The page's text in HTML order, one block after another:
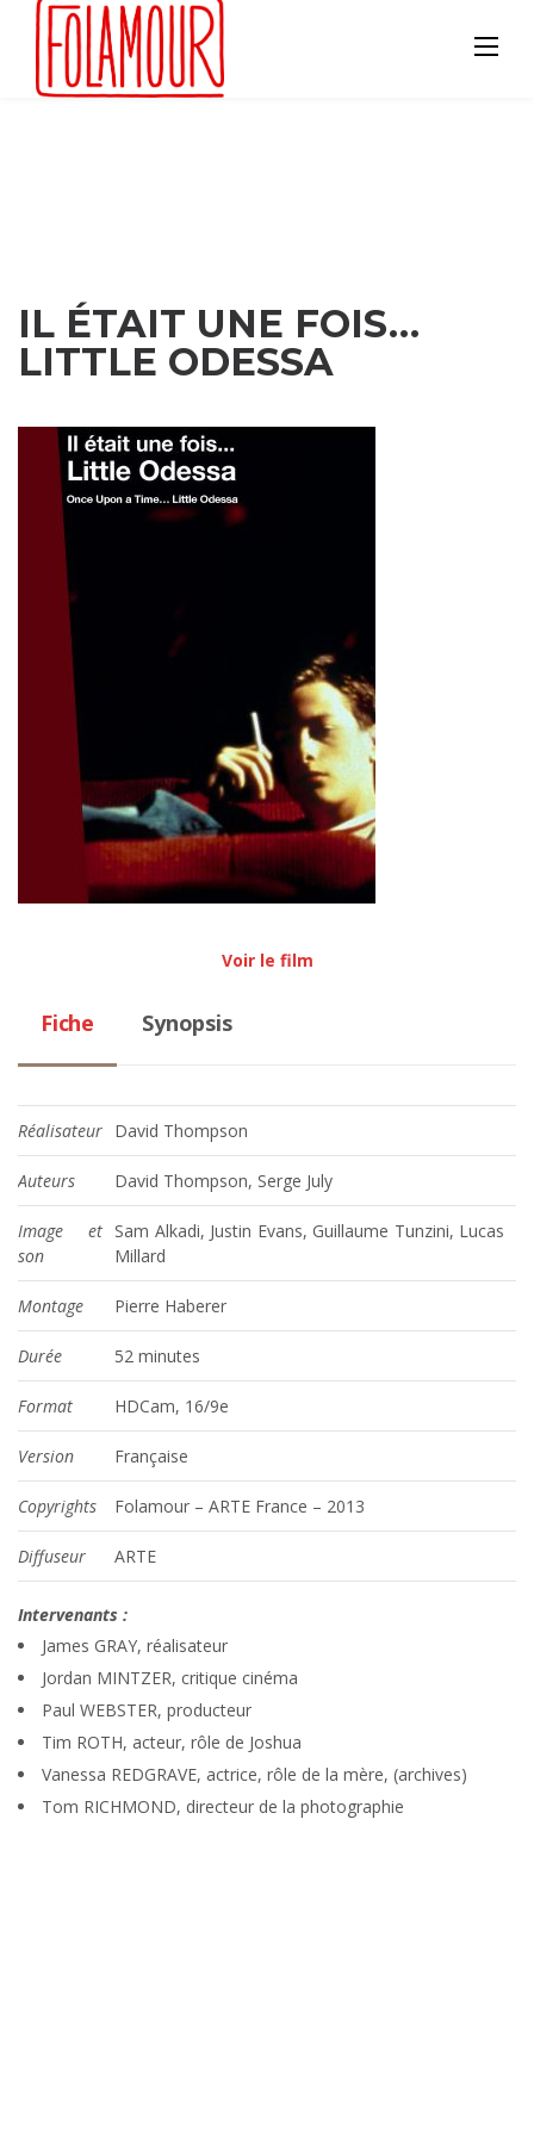
content
IL ÉTAIT UNE FOIS…
LITTLE ODESSA
Voir le film
Fiche Synopsis
Réalisateur David Thompson
Auteurs David Thompson, Serge July
Image et
son
Sam Alkadi, Justin Evans, Guillaume Tunzini, Lucas
Millard
Montage Pierre Haberer
Durée 52 minutes
Format HDCam, 16/9e
Version Française
Copyrights Folamour – ARTE France – 2013
Diffuseur ARTE
Intervenants :
James GRAY, réalisateur
Jordan MINTZER, critique cinéma
Paul WEBSTER, producteur
Tim ROTH, acteur, rôle de Joshua
Vanessa REDGRAVE, actrice, rôle de la mère, (archives)
Tom RICHMOND, directeur de la photographie